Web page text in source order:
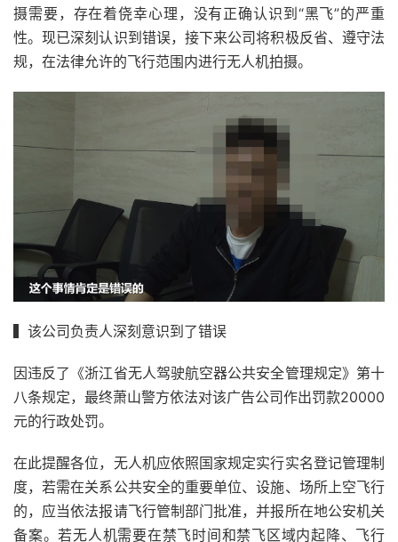
摄需要，存在着侥幸心理，没有正确认识到“黑飞”的严重
性。现已深刻认识到错误，接下来公司将积极反省、遵守法
规，在法律允许的飞行范围内进行无人机拍摄。
▍该公司负责人深刻意识到了错误
因违反了《浙江省无人驾驶航空器公共安全管理规定》第十
八条规定，最终萧山警方依法对该广告公司作出罚款20000
元的行政处罚。
在此提醒各位，无人机应依照国家规定实行实名登记管理制
度，若需在关系公共安全的重要单位、设施、场所上空飞行
的，应当依法报请飞行管制部门批准，并报所在地公安机关
备案。若无人机需要在禁飞时间和禁飞区域内起降、飞行